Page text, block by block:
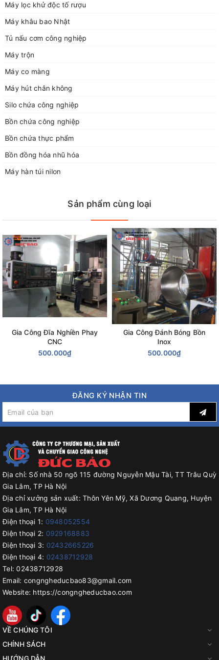
Gia Lâm, TP Hà Nội
Địa chỉ xưởng sản xuất: xã Dương Quang, huyện Gia Lâm, Hà
Điện thoại 1: 0929168883
Điện thoại 2: 02438712928
Điện thoại 4: 0948052554
Fax: 02438712928
Website: https://congngheducbao.com
Máy lọc khử độc tố rượu
Máy khâu bao Nhật
Tủ nấu cơm công nghiệp
Máy trộn
Máy co màng
Máy hút chân không
Silo chứa công nghiệp
Bồn chứa công nghiệp
Bồn chứa thực phẩm
Bồn đồng hóa nhũ hóa
Máy hàn túi nilon
Sản phẩm cùng loại
Gia Công Đĩa Nghiền Phay
CNC
500.000₫
Gia Công Đánh Bóng Bồn
Inox
500.000₫
ĐĂNG KÝ NHẬN TIN
Địa chỉ: Số nhà 50 ngõ 115 đường Nguyễn Mậu Tài, TT Trâu Quỳ
Gia Lâm, TP Hà Nội
Địa chỉ xưởng sản xuất: Thôn Yên Mỹ, Xã Dương Quang, Huyện
Gia Lâm, TP Hà Nội
Điện thoại 1: 0948052554
Điện thoại 2: 0929168883
Điện thoại 3: 02432665226
Điện thoại 4: 02438712928
Tel: 02438712928
Email: congngheducbao83@gmail.com
Website: https://congngheducbao.com
VỀ CHÚNG TÔI
CHÍNH SÁCH